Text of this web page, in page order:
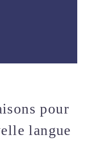
pour
langue